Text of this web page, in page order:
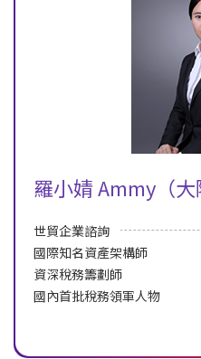
羅小婧 Ammy（大
世貿企業諮詢
國際知名資產架構師
資深稅務籌劃師
國內首批稅務領軍人物